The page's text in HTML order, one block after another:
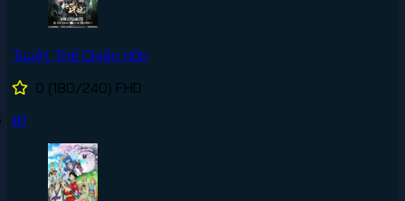
Tuyệt Thế Chiến Hồn
0 (180/240) FHD
#1